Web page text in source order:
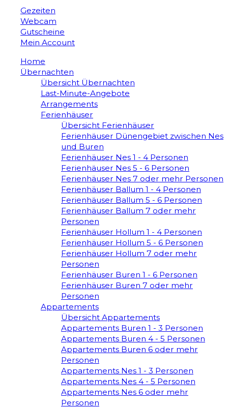
Gezeiten
Webcam
Gutscheine
Mein Account
Home
Übernachten
Übersicht Übernachten
Last-Minute-Angebote
Arrangements
Ferienhäuser
Übersicht Ferienhäuser
Ferienhäuser Dünengebiet zwischen Nes
und Buren
Ferienhäuser Nes 1 - 4 Personen
Ferienhäuser Nes 5 - 6 Personen
Ferienhäuser Nes 7 oder mehr Personen
Ferienhäuser Ballum 1 - 4 Personen
Ferienhäuser Ballum 5 - 6 Personen
Ferienhäuser Ballum 7 oder mehr
Personen
Ferienhäuser Hollum 1 - 4 Personen
Ferienhäuser Hollum 5 - 6 Personen
Ferienhäuser Hollum 7 oder mehr
Personen
Ferienhäuser Buren 1 - 6 Personen
Ferienhäuser Buren 7 oder mehr
Personen
Appartements
Übersicht Appartements
Appartements Buren 1 - 3 Personen
Appartements Buren 4 - 5 Personen
Appartements Buren 6 oder mehr
Personen
Appartements Nes 1 - 3 Personen
Appartements Nes 4 - 5 Personen
Appartements Nes 6 oder mehr
Personen